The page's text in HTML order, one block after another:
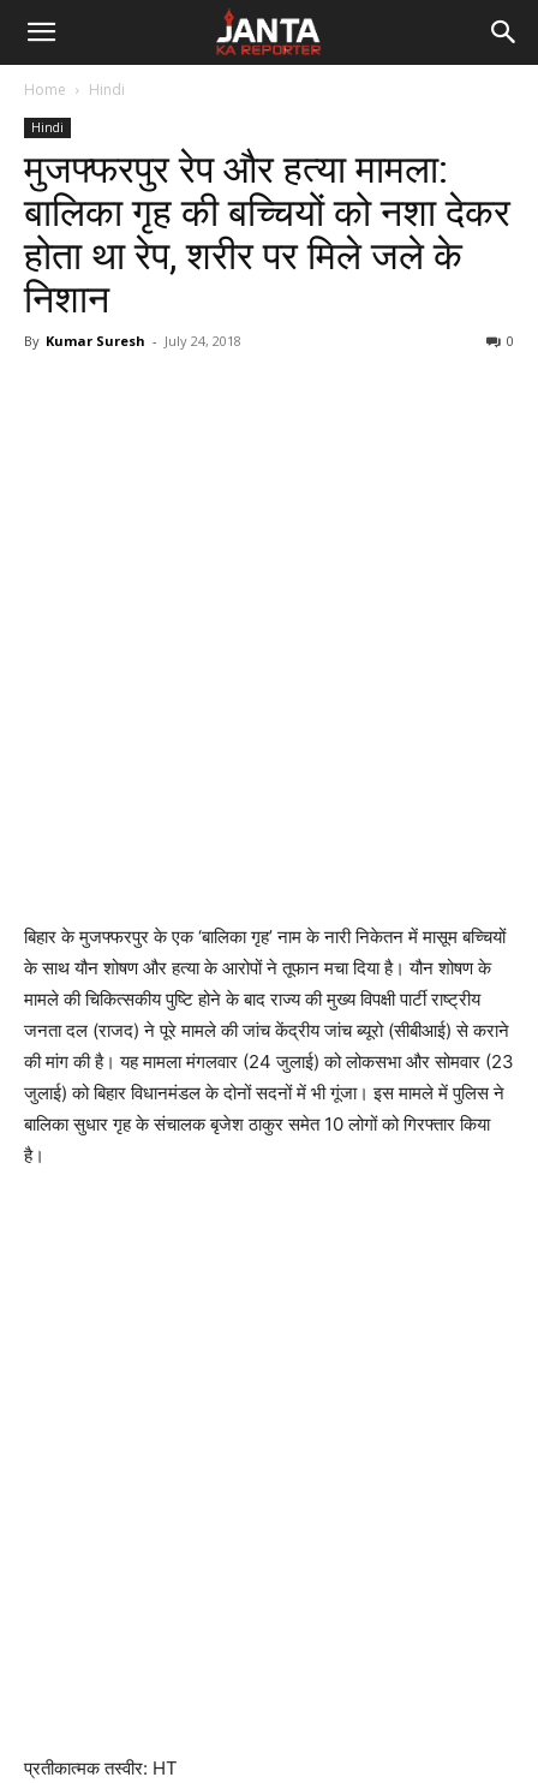
Janta
Reporter
Home Hindi
Hindi
मुजफ्फरपुर रेप और हत्या मामला:
बालिका गृह की बच्चियों को नशा देकर
होता था रेप, शरीर पर मिले जले के
निशान
By Kumar Suresh - July 24, 2018 0
बिहार के मुजफ्फरपुर के एक ‘बालिका गृह’ नाम के नारी निकेतन में मासूम बच्चियों
के साथ यौन शोषण और हत्या के आरोपों ने तूफान मचा दिया है। यौन शोषण के
मामले की चिकित्सकीय पुष्टि होने के बाद राज्य की मुख्य विपक्षी पार्टी राष्ट्रीय
जनता दल (राजद) ने पूरे मामले की जांच केंद्रीय जांच ब्यूरो (सीबीआई) से कराने
की मांग की है। यह मामला मंगलवार (24 जुलाई) को लोकसभा और सोमवार (23
जुलाई) को बिहार विधानमंडल के दोनों सदनों में भी गूंजा। इस मामले में पुलिस ने
बालिका सुधार गृह के संचालक बृजेश ठाकुर समेत 10 लोगों को गिरफ्तार किया
है।
प्रतीकात्मक तस्वीर: HT